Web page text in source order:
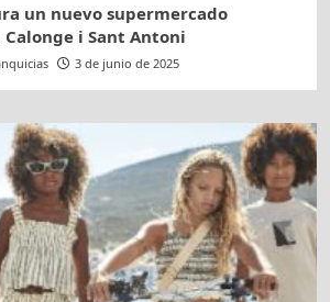
un nuevo supermercado
i Sant Antoni
3 de junio de 2025